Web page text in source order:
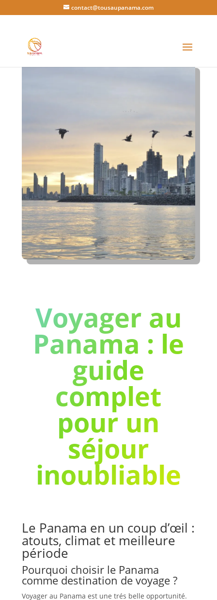
contact@tousaupanama.com
Voyager au
Panama : le
guide
complet
pour un
séjour
inoubliable
Le Panama en un coup d’œil :
atouts, climat et meilleure
période
Pourquoi choisir le Panama
comme destination de voyage ?
Voyager au Panama est une trés belle opportunité.